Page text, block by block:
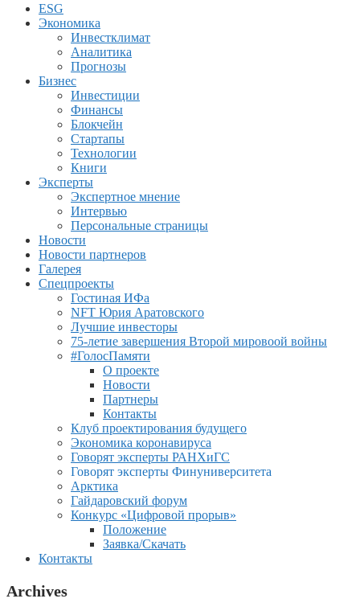
ESG
Экономика
Инвестклимат
Аналитика
Прогнозы
Бизнес
Инвестиции
Финансы
Блокчейн
Стартапы
Технологии
Книги
Эксперты
Экспертное мнение
Интервью
Персональные страницы
Новости
Новости партнеров
Галерея
Спецпроекты
Гостиная ИФа
NFT Юрия Аратовского
Лучшие инвесторы
75-летие завершения Второй мировоой войны
#ГолосПамяти
О проекте
Новости
Партнеры
Контакты
Клуб проектирования будущего
Экономика коронавируса
Говорят эксперты РАНХиГС
Говорят эксперты Финуниверситета
Арктика
Гайдаровский форум
Конкурс «Цифровой прорыв»
Положение
Заявка/Скачать
Контакты
Archives